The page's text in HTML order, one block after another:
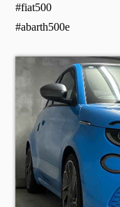
#fiat500
#abarth500e